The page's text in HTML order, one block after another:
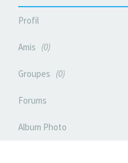
Profil
Amis 0
Groupes 0
Forums
Album Photo